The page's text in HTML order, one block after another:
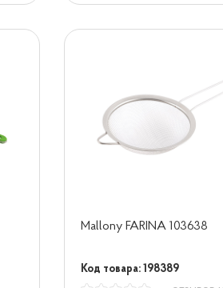
Mallony FARINA 103638
Код товара: 198389